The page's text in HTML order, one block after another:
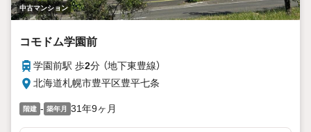
中古マンション
コモドム学園前
学園前駅 歩2分 （地下東豊線）
北海道札幌市豊平区豊平七条
階建 - 築年月 31年9ヶ月